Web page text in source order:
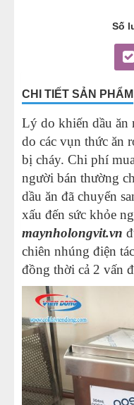
CHI TIẾT SẢN PHẨM
Lý do khiến dầu ăn
do các vụn thức ăn
bị cháy. Chi phí
người bán thường
dầu ăn đã chuyển
xấu đến sức khỏe
maynholongvit.vn
chiên nhúng điện
đồng thời cả 2 vấn